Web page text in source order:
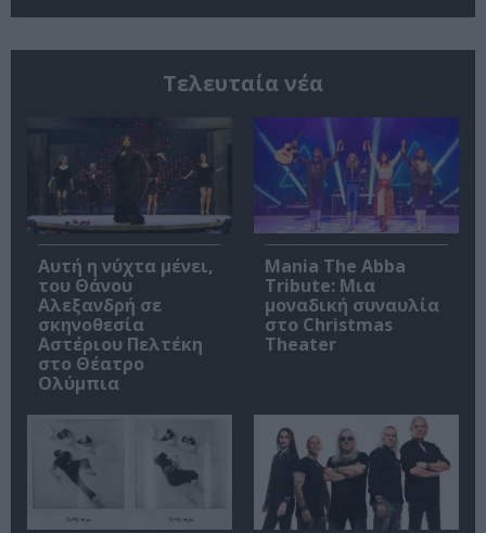
Τελευταία νέα
Αυτή η νύχτα μένει,
του Θάνου
Αλεξανδρή σε
σκηνοθεσία
Αστέριου Πελτέκη
στο Θέατρο
Ολύμπια
Mania The Abba
Tribute: Μια
μοναδική συναυλία
στο Christmas
Theater